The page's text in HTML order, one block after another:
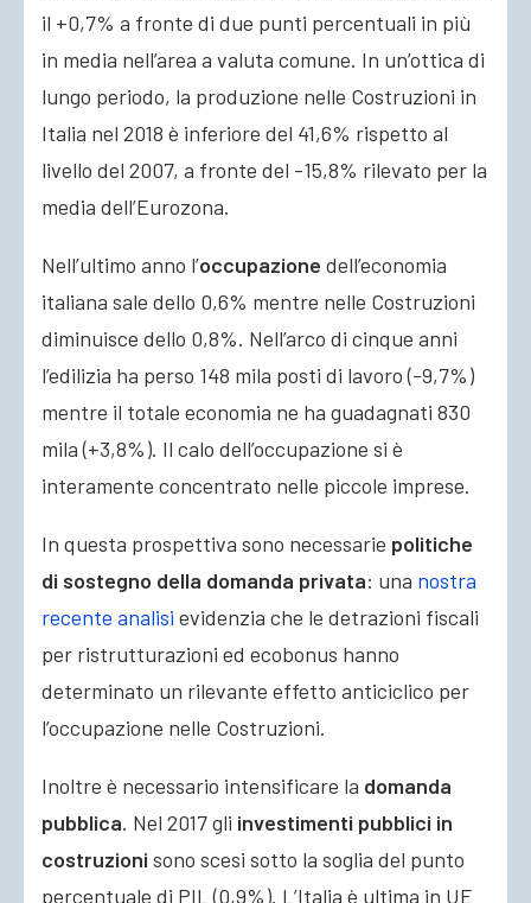
il +0,7% a fronte di due punti percentuali in più
in media nell’area a valuta comune. In un’ottica di
lungo periodo, la produzione nelle Costruzioni in
Italia nel 2018 è inferiore del 41,6% rispetto al
livello del 2007, a fronte del -15,8% rilevato per la
media dell’Eurozona.
Nell’ultimo anno l’occupazione dell’economia
italiana sale dello 0,6% mentre nelle Costruzioni
diminuisce dello 0,8%. Nell’arco di cinque anni
l’edilizia ha perso 148 mila posti di lavoro (-9,7%)
mentre il totale economia ne ha guadagnati 830
mila (+3,8%). Il calo dell’occupazione si è
interamente concentrato nelle piccole imprese.
In questa prospettiva sono necessarie politiche
di sostegno della domanda privata: una nostra
recente analisi evidenzia che le detrazioni fiscali
per ristrutturazioni ed ecobonus hanno
determinato un rilevante effetto anticiclico per
l’occupazione nelle Costruzioni.
Inoltre è necessario intensificare la domanda
pubblica. Nel 2017 gli investimenti pubblici in
costruzioni sono scesi sotto la soglia del punto
percentuale di PIL (0,9%). L’Italia è ultima in UE